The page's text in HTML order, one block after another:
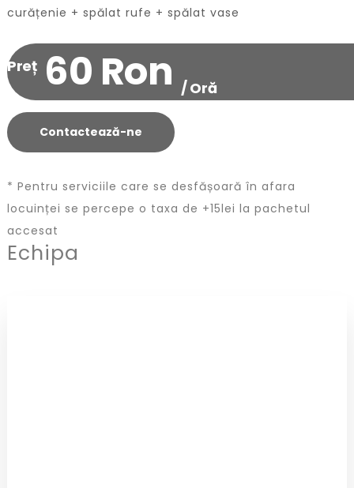
curățenie + spălat rufe + spălat vase
Preț 60 Ron / Oră
Contactează-ne
* Pentru serviciile care se desfășoară în afara
locuinței se percepe o taxa de +15lei la pachetul
accesat
Echipa